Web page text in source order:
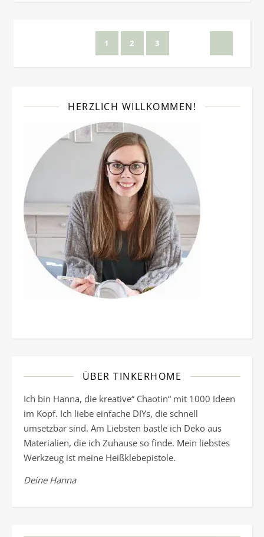
1 2 3
HERZLICH WILLKOMMEN!
ÜBER TINKERHOME
Ich bin Hanna, die kreative“ Chaotin“ mit 1000 Ideen
im Kopf. Ich liebe einfache DIYs, die schnell
umsetzbar sind. Am Liebsten bastle ich Deko aus
Materialien, die ich Zuhause so finde. Mein liebstes
Werkzeug ist meine Heißklebepistole.
Deine Hanna